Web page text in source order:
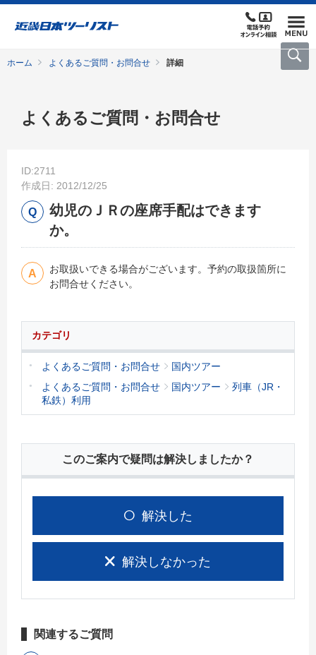
ホーム よくあるご質問・お問合せ 詳細
よくあるご質問・お問合せ
ID:2711
作成日: 2012/12/25
幼児のＪＲの座席手配はできます
か。
お取扱いできる場合がございます。予約の取扱箇所に
お問合せください。
カテゴリ
よくあるご質問・お問合せ
国内ツアー
よくあるご質問・お問合せ
国内ツアー
列車（JR・
私鉄）利用
このご案内で疑問は解決しましたか？
解決した
解決しなかった
関連するご質問